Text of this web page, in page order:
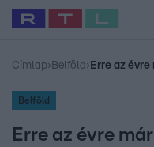
Legfrissebb RTL Híradó
Babits Marcella
Címlap› Belföld ›
Belföld
Erre az évre